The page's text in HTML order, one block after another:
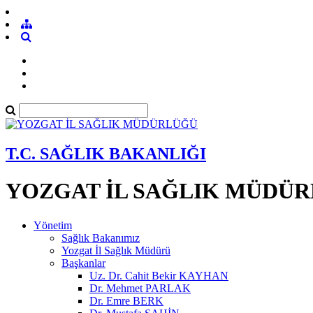
T.C. SAĞLIK BAKANLIĞI
YOZGAT İL SAĞLIK
Yönetim
Sağlık Bakanımız
Yozgat İl Sağlık Müdürü
Başkanlar
Uz. Dr. Cahit Bekir KAYHAN
Dr. Mehmet PARLAK
Dr. Emre BERK